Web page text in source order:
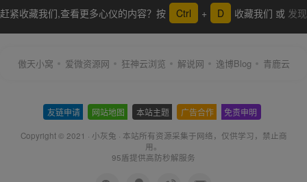
赶紧收藏我们,查看更多心仪的内容？按 Ctrl + D 收藏我们 或 发现
傲天小窝 爱微资源网 狂神云浏览 解说网 逸博Blog 青鹿云
友链申请 网站地图 本站主题 广告合作 免责申明
Copyright © 2021 · 小灰兔 · 本站所有资源采集于网络，仅供学习，禁止商
用。
95盾提供高防秒解服务